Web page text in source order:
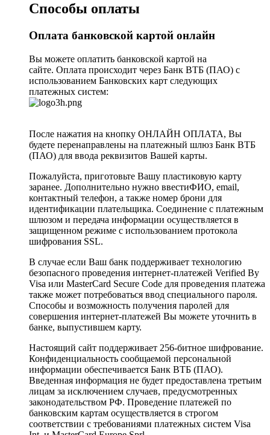
Способы оплаты
Оплата банковской картой онлайн
Вы можете оплатить банковской картой на
сайте. Оплата происходит через Банк ВТБ (ПАО) с
использованием Банковских карт следующих
платежных систем:
После нажатия на кнопку ОНЛАЙН ОПЛАТА, Вы
будете перенаправлены на платежный шлюз Банк ВТБ
(ПАО) для ввода реквизитов Вашей карты.
Пожалуйста, приготовьте Вашу пластиковую карту
заранее. Дополнительно нужно ввестиФИО, email,
контактный телефон, а также номер брони для
идентификации плательщика. Соединение с платежным
шлюзом и передача информации осуществляется в
защищенном режиме с использованием протокола
шифрования SSL.
В случае если Ваш банк поддерживает технологию
безопасного проведения интернет-платежей Verified By
Visa или MasterCard Secure Code для проведения платежа
также может потребоваться ввод специального пароля.
Способы и возможность получения паролей для
совершения интернет-платежей Вы можете уточнить в
банке, выпустившем карту.
Настоящий сайт поддерживает 256-битное шифрование.
Конфиденциальность сообщаемой персональной
информации обеспечивается Банк ВТБ (ПАО).
Введенная информация не будет предоставлена третьим
лицам за исключением случаев, предусмотренных
законодательством РФ. Проведение платежей по
банковским картам осуществляется в строгом
соответствии с требованиями платежных систем Visa